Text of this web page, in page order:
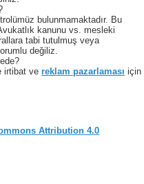
bulunmamaktadır. Bu
kanunu vs. mesleki
tabi tutulmuş veya
değiliz.
irtibat ve reklam pazarlaması için
Attribution 4.0